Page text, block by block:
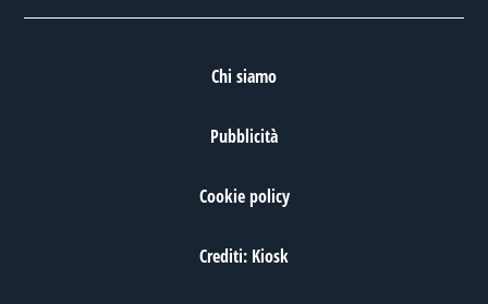
Chi siamo
Pubblicità
Cookie policy
Crediti: Kiosk